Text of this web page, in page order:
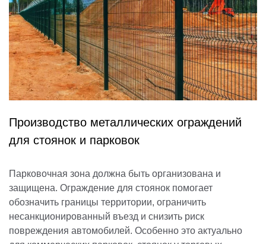
Производство металлических ограждений
для стоянок и парковок
Парковочная зона должна быть организована и
защищена. Ограждение для стоянок помогает
обозначить границы территории, ограничить
несанкционированный въезд и снизить риск
повреждения автомобилей. Особенно это актуально